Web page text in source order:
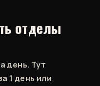
отделы
день. Тут
1 день или